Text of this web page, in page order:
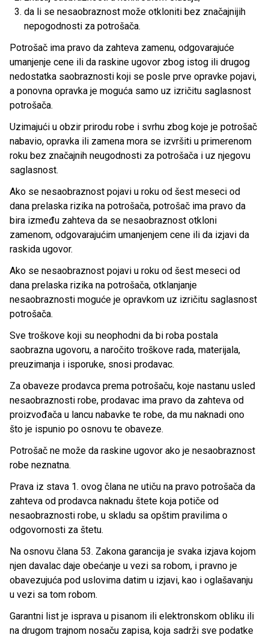
da li se nesaobraznost može otkloniti bez značajnijih
nepogodnosti za potrošača.
Potrošač ima pravo da zahteva zamenu, odgovarajuće
umanjenje cene ili da raskine ugovor zbog istog ili drugog
nedostatka saobraznosti koji se posle prve opravke pojavi,
a ponovna opravka je moguća samo uz izričitu saglasnost
potrošača.
Uzimajući u obzir prirodu robe i svrhu zbog koje je potrošač
nabavio, opravka ili zamena mora se izvršiti u primerenom
roku bez značajnih neugodnosti za potrošača i uz njegovu
saglasnost.
Ako se nesaobraznost pojavi u roku od šest meseci od
dana prelaska rizika na potrošača, potrošač ima pravo da
bira između zahteva da se nesaobraznost otkloni
zamenom, odgovarajućim umanjenjem cene ili da izjavi da
raskida ugovor.
Ako se nesaobraznost pojavi u roku od šest meseci od
dana prelaska rizika na potrošača, otklanjanje
nesaobraznosti moguće je opravkom uz izričitu saglasnost
potrošača.
Sve troškove koji su neophodni da bi roba postala
saobrazna ugovoru, a naročito troškove rada, materijala,
preuzimanja i isporuke, snosi prodavac.
Za obaveze prodavca prema potrošaču, koje nastanu usled
nesaobraznosti robe, prodavac ima pravo da zahteva od
proizvođača u lancu nabavke te robe, da mu naknadi ono
što je ispunio po osnovu te obaveze.
Potrošač ne može da raskine ugovor ako je nesaobraznost
robe neznatna.
Prava iz stava 1. ovog člana ne utiču na pravo potrošača da
zahteva od prodavca naknadu štete koja potiče od
nesaobraznosti robe, u skladu sa opštim pravilima o
odgovornosti za štetu.
Na osnovu člana 53. Zakona garancija je svaka izjava kojom
njen davalac daje obećanje u vezi sa robom, i pravno je
obavezujuća pod uslovima datim u izjavi, kao i oglašavanju
u vezi sa tom robom.
Garantni list je isprava u pisanom ili elektronskom obliku ili
na drugom trajnom nosaču zapisa, koja sadrži sve podatke